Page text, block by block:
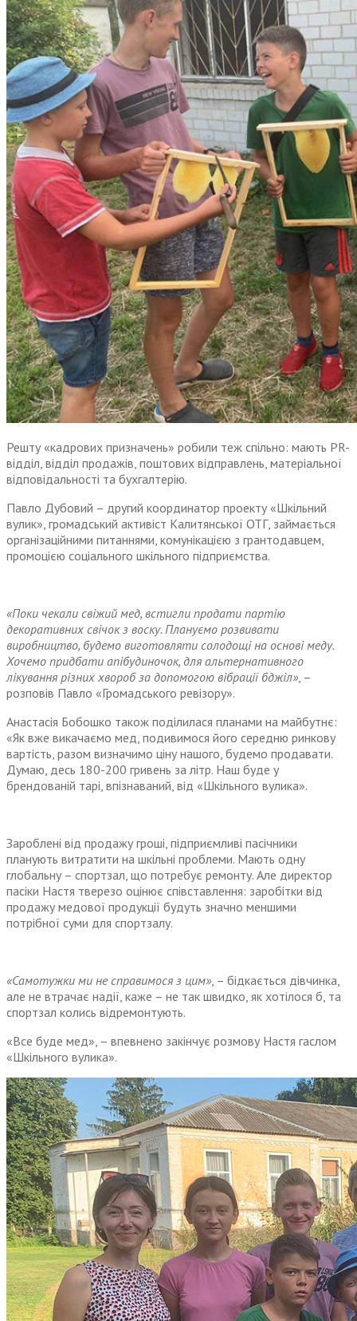
Решту «кадрових призначень» робили теж спільно: мають PR-
відділ, відділ продажів, поштових відправлень, матеріальної
відповідальності та бухгалтерію.
Павло Дубовий – другий координатор проекту «Шкільний
вулик», громадський активіст Калитянської ОТГ, займається
організаційними питаннями, комунікацією з грантодавцем,
промоцією соціального шкільного підприємства.
«Поки чекали свіжий мед, встигли продати партію
декоративних свічок з воску. Плануємо розвивати
виробництво, будемо виготовляти солодощі на основі меду.
Хочемо придбати апібудиночок, для альтернативного
лікування різних хвороб за допомогою вібрації бджіл», –
розповів Павло «Громадського ревізору».
Анастасія Бобошко також поділилася планами на майбутнє:
«Як вже викачаємо мед, подивимося його середню ринкову
вартість, разом визначимо ціну нашого, будемо продавати.
Думаю, десь 180-200 гривень за літр. Наш буде у
брендованій тарі, впізнаваний, від «Шкільного вулика».
Зароблені від продажу гроші, підприємливі пасічники
планують витратити на шкільні проблеми. Мають одну
глобальну – спортзал, що потребує ремонту. Але директор
пасіки Настя тверезо оцінює співставлення: заробітки від
продажу медової продукції будуть значно меншими
потрібної суми для спортзалу.
«Самотужки ми не справимося з цим», – бідкається дівчинка,
але не втрачає надії, каже – не так швидко, як хотілося б, та
спортзал колись відремонтують.
«Все буде мед», – впевнено закінчує розмову Настя гаслом
«Шкільного вулика».